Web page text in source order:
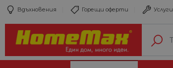
Вдъхновения Горещи оферти Услуги